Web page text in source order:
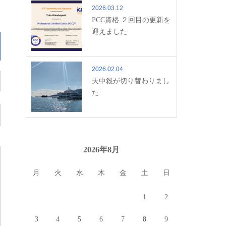
2026.03.12
PCC資格 ２回目の更新を
迎えました
2026.02.04
天中殺が切り替わりまし
た
2026年8月
月 火 水 木 金 土 日
1 2
3 4 5 6 7 8 9